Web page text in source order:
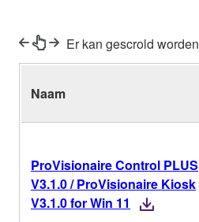
Er kan gescrold worden
Naam
ProVisionaire Control PLUS
V3.1.0 / ProVisionaire Kiosk
V3.1.0 for Win 11